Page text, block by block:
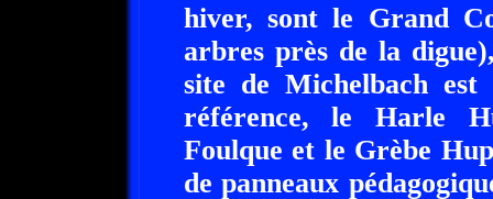
hiver, sont le Grand
arbres près de la
site de Michelbach
référence, le Harle
Foulque et le Grèbe
de panneaux